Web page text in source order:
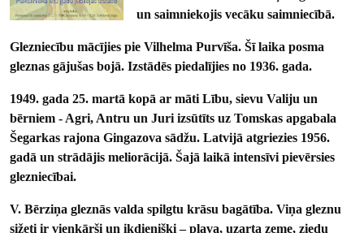
un saimniekojis vecāku saimniecībā.
Glezniecību mācījies pie Vilhelma Purvīša. Šī laika posma
gleznas gājušas bojā. Izstādēs piedalījies no 1936. gada.
1949. gada 25. martā kopā ar māti Lību, sievu Valiju un
bērniem - Agri, Antru un Juri izsūtīts uz Tomskas apgabala
Šegarkas rajona Gingazova sādžu. Latvijā atgriezies 1956.
gadā un strādājis meliorācijā. Šajā laikā intensīvi pievērsies
glezniecībai.
V. Bērziņa gleznās valda spilgtu krāsu bagātība. Viņa gleznu
sižeti ir vienkārši un ikdienišķi – pļava, uzarta zeme, ziedu